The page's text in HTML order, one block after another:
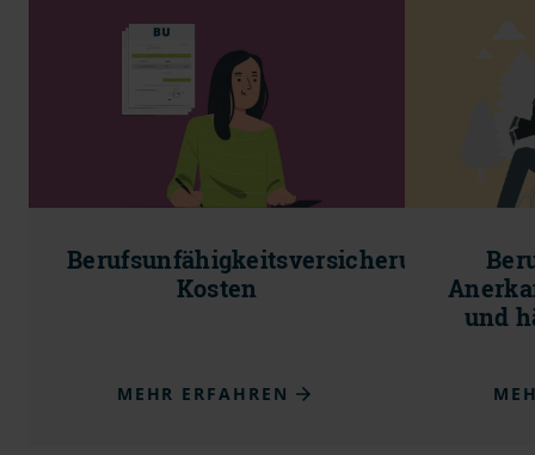
Berufsunfähigkeitsversicherung
Kosten
MEHR ERFAHREN
und